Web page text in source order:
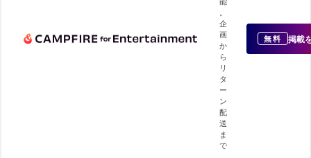
企
画
か
ら
リ
タ
ー
ン
配
送
ま
で
無料 掲載